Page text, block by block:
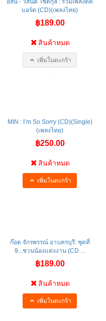
อัสนี - วสันต์ โชติกุล : รวมเพลงติด
บอร์ด (CD)(เพลงไทย)
฿189.00
สินค้าหมด
เพิ่มในตะกร้า
MIN : I’m So Sorry (CD)(Single)
(เพลงไทย)
฿250.00
สินค้าหมด
เพิ่มในตะกร้า
ก๊อต จักรพรรณ์ อาบครบุรี: ชุดที่
9...ชวนน้องแต่งงาน (CD ...
฿189.00
สินค้าหมด
เพิ่มในตะกร้า